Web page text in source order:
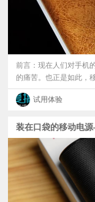
前言：现在人们对手机
的痛苦。也正是如此，
试用体验
装在口袋的移动电